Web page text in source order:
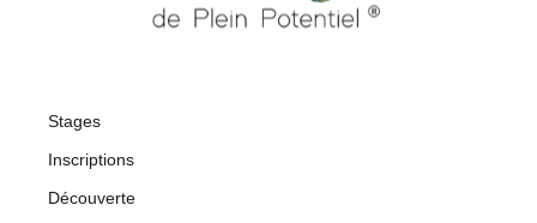
Stages
Inscriptions
Découverte